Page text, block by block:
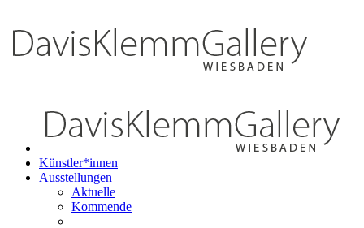
Künstler*innen
Ausstellungen
Aktuelle
Kommende